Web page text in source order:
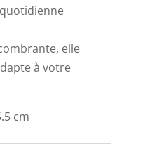
elle
à votre
cm